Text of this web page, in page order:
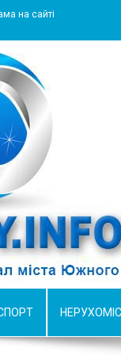
на сайті
города Южный